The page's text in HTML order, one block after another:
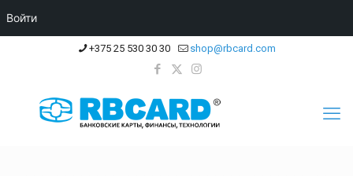
+375 25 530 30 30 shop@rbcard.com
Войти